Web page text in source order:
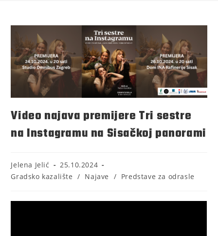
Video najava premijere Tri sestre
na Instagramu na Sisačkoj panorami
Jelena Jelić
25.10.2024
Gradsko kazalište / Najave / Predstave za odrasle